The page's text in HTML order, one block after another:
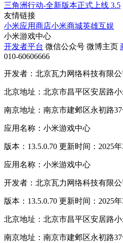
三角洲行动-全新版本正式上线 3.5
友情链接
小米应用商店小米商城英雄互娱
小米游戏中心
开发者平台 微信公众号 微博主页
010-60606666
开发者：北京瓦力网络科技有限公
北京地址：北京市昌平区安居路
南京地址：南京市建邺区永初路
应用名称：小米游戏中心
版本：13.5.0.70 更新时间：2025年
应用名称：小米游戏中心
开发者：北京瓦力网络科技有限公
版本：13.5.0.70 更新时间：2025年
北京地址：北京市昌平区安居路
南京地址：南京市建邺区永初路